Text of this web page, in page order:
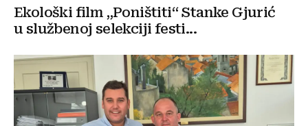
Ekološki film „Poništiti“ Stanke Gjurić
u službenoj selekciji festi...